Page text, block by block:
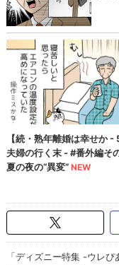
「ディズニー特集 -ウレ